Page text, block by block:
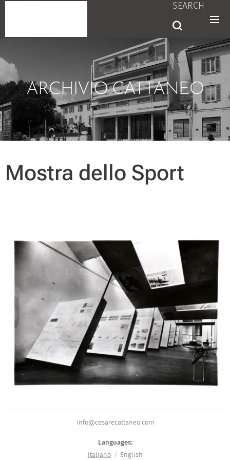
SEARCH
ARCHIVIO CATTANEO
Mostra dello Sport
info@cesarecattaneo.com
Languages
Italiano
English